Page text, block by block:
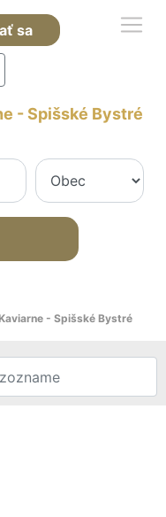
sa
- Spišské Bystré
- Spišské Bystré